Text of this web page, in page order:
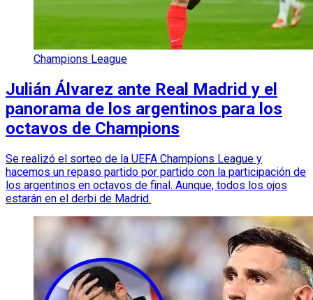
Champions League
Julián Álvarez ante Real Madrid y el
panorama de los argentinos para los
octavos de Champions
Se realizó el sorteo de la UEFA Champions League y
hacemos un repaso partido por partido con la participación de
los argentinos en octavos de final. Aunque, todos los ojos
estarán en el derbi de Madrid.